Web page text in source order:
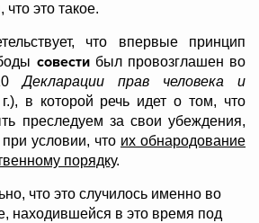
это такое.
что впервые принцип
совестибыл провозглашен во
Декларации прав человека и
в которой речь идет о том, что
преследуем за свои убеждения,
условии, что их обнародование
порядку.
что это случилось именно во
находившейся в это время под